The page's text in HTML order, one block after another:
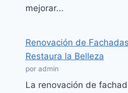
mejorar...
Renovación de
Restaura la Belleza
por admin
La renovación de